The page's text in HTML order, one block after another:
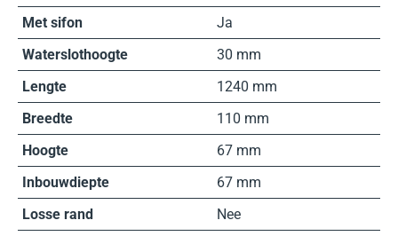
Met sifon
Ja
Waterslothoogte
30 mm
Lengte
1240 mm
Breedte
110 mm
Hoogte
67 mm
Inbouwdiepte
67 mm
Losse rand
Nee